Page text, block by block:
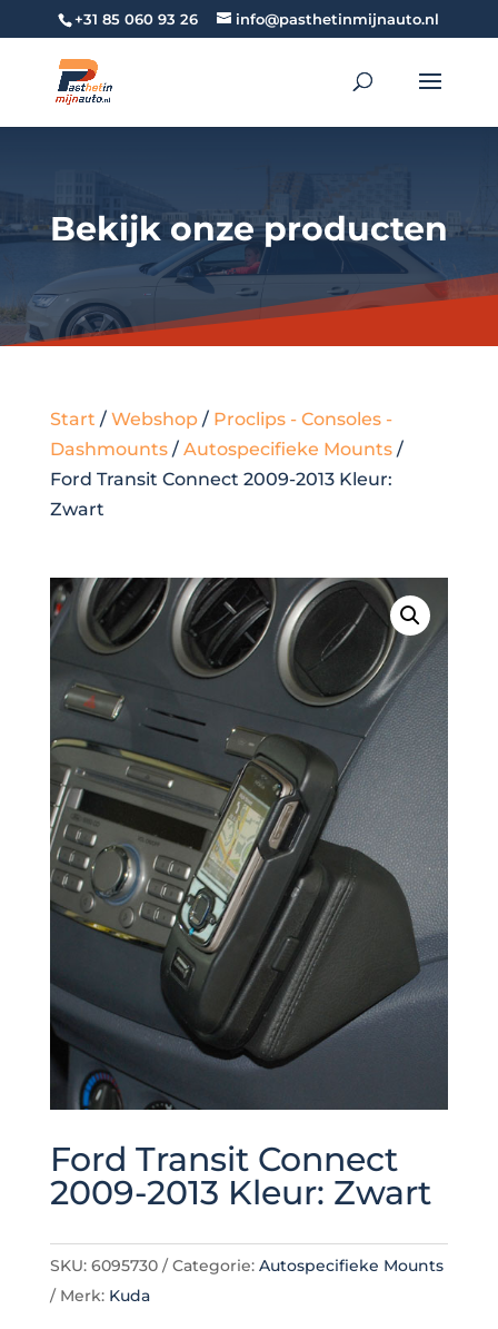
+31 85 060 93 26 info@pasthetinmijnauto.nl
Bekijk onze producten
Start / Webshop/ Proclips - Consoles -
Dashmounts/ Autospecifieke Mounts/
Ford Transit Connect 2009-2013 Kleur:
Zwart
Ford Transit Connect
2009-2013 Kleur: Zwart
SKU: 6095730 Categorie: Autospecifieke Mounts
Merk: Kuda